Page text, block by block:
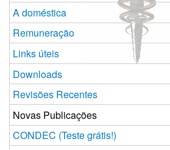
A doméstica
Remuneração
Links úteis
Downloads
Revisões Recentes
Novas Publicações
CONDEC (Teste grátis!)